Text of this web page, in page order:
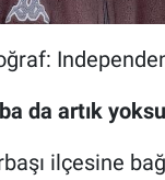
da artık
ilçesine